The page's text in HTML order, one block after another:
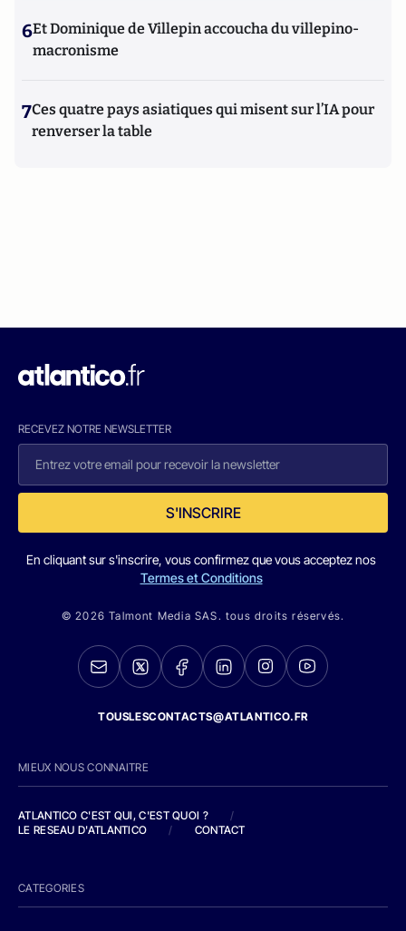
6Et Dominique de Villepin accoucha du villepino-
macronisme
7Ces quatre pays asiatiques qui misent sur l’IA pour
renverser la table
RECEVEZ NOTRE NEWSLETTER
S'INSCRIRE
En cliquant sur s'inscrire, vous confirmez que vous acceptez nos
Termes et Conditions
© 2026 Talmont Media SAS. tous droits réservés.
TOUSLESCONTACTS@ATLANTICO.FR
MIEUX NOUS CONNAITRE
ATLANTICO C'EST QUI, C'EST QUOI ?
/
LE RESEAU D'ATLANTICO
/ CONTACT
CATEGORIES